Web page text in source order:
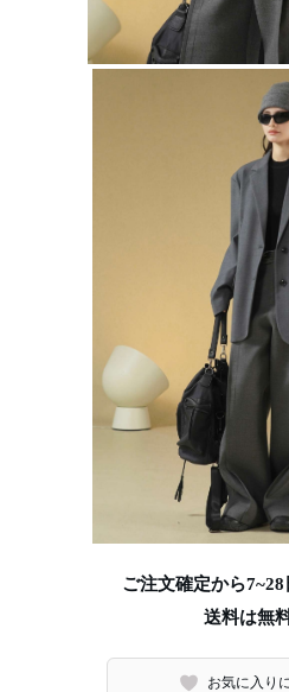
ご注文確定から
送料は無
お気に入り